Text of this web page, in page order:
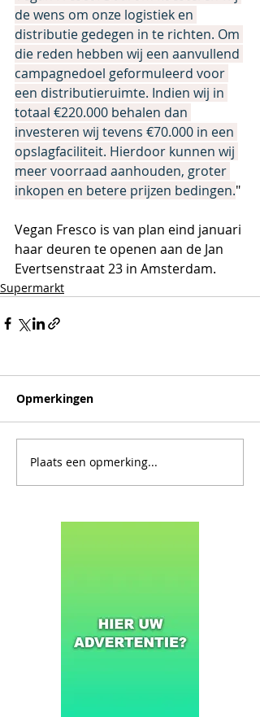
de wens om onze logistiek en
distributie gedegen in te richten. Om
die reden hebben wij een aanvullend
campagnedoel geformuleerd voor
een distributieruimte. Indien wij in
totaal €220.000 behalen dan
investeren wij tevens €70.000 in een
opslagfaciliteit. Hierdoor kunnen wij
meer voorraad aanhouden, groter
inkopen en betere prijzen bedingen."
Vegan Fresco is van plan eind januari
haar deuren te openen aan de Jan
Evertsenstraat 23 in Amsterdam.
Supermarkt
Opmerkingen
Plaats een opmerking...